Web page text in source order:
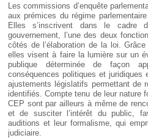
Les commissions d’enquête
aux prémices du régime
Elles s’inscrivent dans le
gouvernement, l’une des deux
côtés de l’élaboration de la loi.
elles visent à faire la lumière sur un
publique déterminée de façon
conséquences politiques et juridiques
ajustements législatifs permettant de
identifiés. Compte tenu de leur nature
CEP sont par ailleurs à même de
et de susciter l’intérêt du public,
auditions et leur formalisme, qui
judiciaire.